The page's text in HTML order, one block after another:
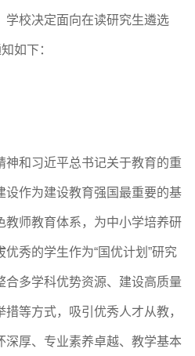
学校决定面向在读研究生遴选
如下：
神和习近平总书记关于教育的重
设作为建设教育强国最重要的基
教师教育体系，为中小学培养研
优秀的学生作为“国优计划”研究
合多学科优势资源、建设高质量
等方式，吸引优秀人才从教，
深厚、专业素养卓越、教学基本